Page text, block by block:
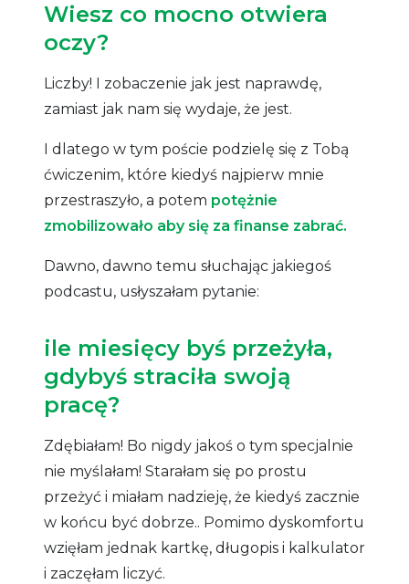
Wiesz co mocno otwiera
oczy?
Liczby! I zobaczenie jak jest naprawdę,
zamiast jak nam się wydaje, że jest.
I dlatego w tym poście podzielę się z Tobą
ćwiczenim, które kiedyś najpierw mnie
przestraszyło, a potem potężnie
zmobilizowało aby się za finanse zabrać.
Dawno, dawno temu słuchając jakiegoś
podcastu, usłyszałam pytanie:
ile miesięcy byś przeżyła,
gdybyś straciła swoją
pracę?
Zdębiałam! Bo nigdy jakoś o tym specjalnie
nie myślałam! Starałam się po prostu
przeżyć i miałam nadzieję, że kiedyś zacznie
w końcu być dobrze.. Pomimo dyskomfortu
wzięłam jednak kartkę, długopis i kalkulator
i zaczęłam liczyć.